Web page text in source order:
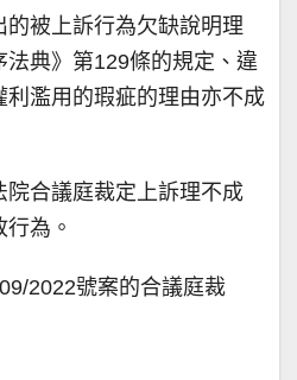
被上訴行為欠缺說明理
法典》第129條的規定、違
利濫用的瑕疵的理由亦不成
院合議庭裁定上訴理不成
為。
2022號案的合議庭裁